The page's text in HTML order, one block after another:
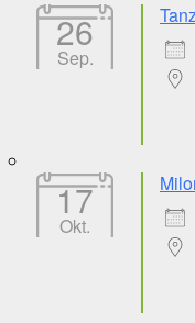
26
Sep.
17
Okt.